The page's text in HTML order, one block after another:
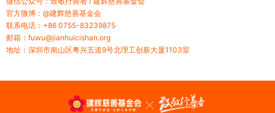
官方微博：@建辉慈善基金会
联系电话：+86 0755-83239875
邮箱：fuwu@jianhuicishan.org
地址：深圳市南山区粤兴五道9号北理工创新大厦1103室